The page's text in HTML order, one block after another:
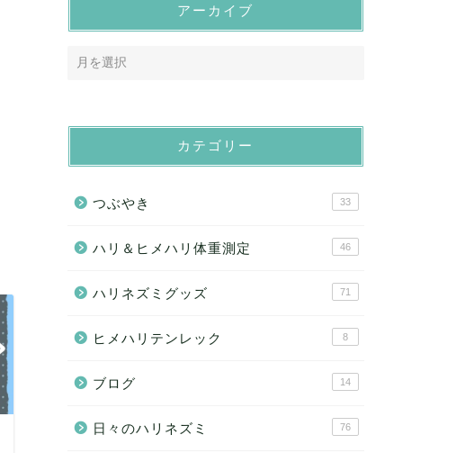
ぽんすけ君と有機ミルワーム モカしゃんと有機ミルワーム
アーカイブ
カテゴリー
つぶやき 33
ハリ＆ヒメハリ体重測定 46
ハリネズミグッズ 71
ヒメハリテンレック 8
ブログ 14
日々のハリネズミ 76